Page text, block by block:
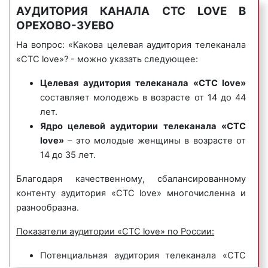
количеством зрительской аудитории.
Рейтинги канала СТС Лав представлены
на нашем сайте;
хронометраж рекламного ролика:
информации можно сообщить
потенциальным клиентам о
рекламируемых товарах и услугах.
Вместе с тем, продолжительные
рекламные ролики стоят дороже, чем
короткие рекламные объявления;
минимальный период размещения
рекламы на канале СТС Лав – 1 день.
Период рекламной кампании
рекламодатель может определять
рекламной кампании и сформированного
«Закрытая школа»;
«Не родись красивой» и другие.
На телеканале «CTC Love» выходят
и реалити-шоу о дружбе
любви и отношениях,
в которых все ситуации близки и знакомы, это
истории для ярких, стильных и молодых.
любовь, глянцевый тележурнал для влюбленных
АУДИТОРИЯ КАНАЛА СТС LOVE В
ОРЕХОВО-ЗУЕВО
На вопрос: «Какова целевая аудитория телеканала
«СТС love»? - можно указать следующее:
Целевая аудитория телеканала «СТС love»
составляет молодежь в возрасте от 14 до 44
лет.
Ядро целевой аудитории телеканала «СТС
love» – это молодые женщины в возрасте от
14 до 35 лет.
Благодаря качественному, сбалансированному
контенту аудитория «СТС love» многочисленна и
разнообразна.
Показатели аудитории «СТС love» по России:
Потенциальная аудитория телеканала «СТС